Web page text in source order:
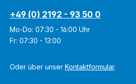
+49 (0) 2192 - 93 50 0
Mo-Do: 07:30 - 16:00 Uhr
Fr: 07:30 - 13:00
Oder über unser Kontaktformular.